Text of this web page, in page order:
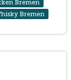
Bremen
Bremen